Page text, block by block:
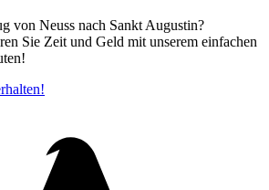
von Neuss nach Sankt Augustin?
Sie Zeit und Geld mit unserem einfachen